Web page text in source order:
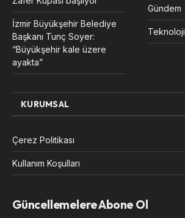
İzmir Büyükşehir Belediye
Başkanı Tunç Soyer:
“Büyükşehir kale üzere
ayakta”
Gündem
Teknoloji
KURUMSAL
Çerez Politikası
Kullanım Koşulları
Güncellemelere Abone Ol